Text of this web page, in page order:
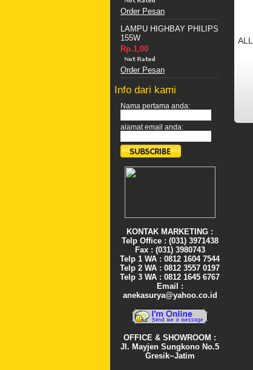
Order Pesan
LAMPU HIGHBAY PHILIPS
155W
Rp.1,00
Order Pesan
Info dari kami
Nama pertama anda:
alamat email anda:
KONTAK MARKETING :
Telp Office : (031) 3971438
Fax : (031) 3980743
Telp 1 WA : 0812 1604 7544
Telp 2 WA : 0812 3557 0197
Telp 3 WA : 0812 1645 6767
Email :
anekasurya@yahoo.co.id
OFFICE & SHOWROOM :
Jl. Mayjen Sungkono No.5
Gresik~Jatim